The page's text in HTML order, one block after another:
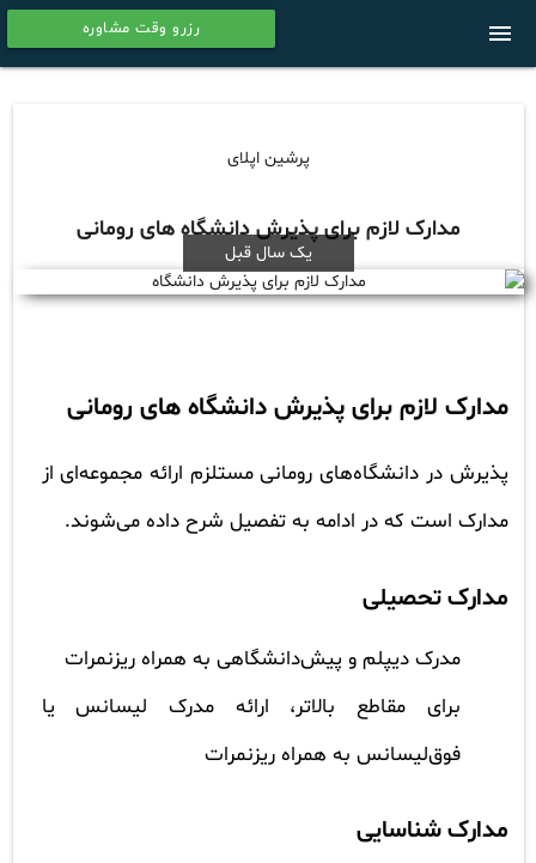
رزرو وقت مشاوره menu
پرشین اپلای
مدارک لازم برای پذیرش دانشگاه های رومانی
یک سال قبل
مدارک لازم برای پذیرش دانشگاه های رومانی
پذیرش در دانشگاه‌های رومانی مستلزم ارائه مجموعه‌ای از
مدارک است که در ادامه به تفصیل شرح داده می‌شوند.
مدارک تحصیلی
مدرک دیپلم و پیش‌دانشگاهی به همراه ریزنمرات
برای مقاطع بالاتر، ارائه مدرک لیسانس یا
فوق‌لیسانس به همراه ریزنمرات
مدارک شناسایی